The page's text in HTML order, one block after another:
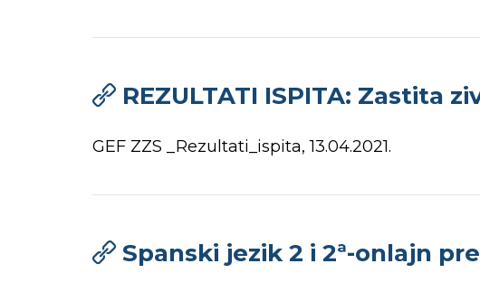
REZULTATI ISPITA: Zastita
GEF ZZS _Rezultati_ispita, 13.04.2021.
Spanski jezik 2 i 2ª-onlajn